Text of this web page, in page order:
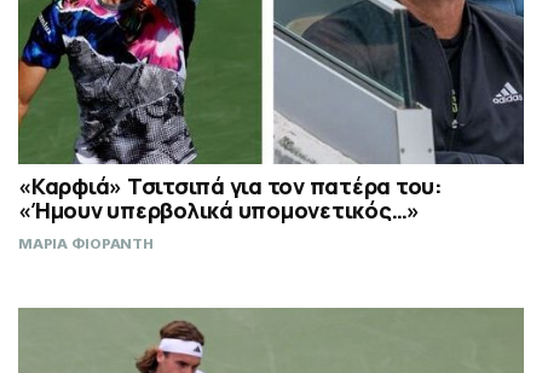
«Καρφιά» Τσιτσιπά για τον πατέρα του:
«Ήμουν υπερβολικά υπομονετικός…»
ΜΑΡΙΑ ΦΙΟΡΑΝΤΗ